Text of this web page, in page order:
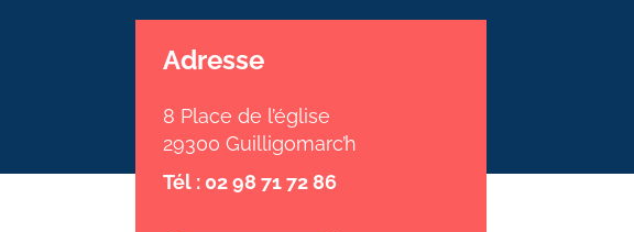
Adresse
8 Place de l’église
29300 Guilligomarc’h
Tél : 02 98 71 72 86